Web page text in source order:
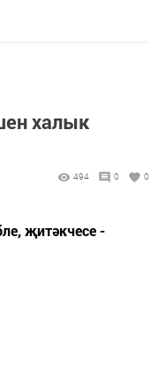
халык
494 0 0
җитәкчесе -